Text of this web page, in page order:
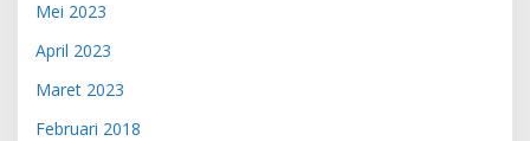
Mei 2023
April 2023
Maret 2023
Februari 2018